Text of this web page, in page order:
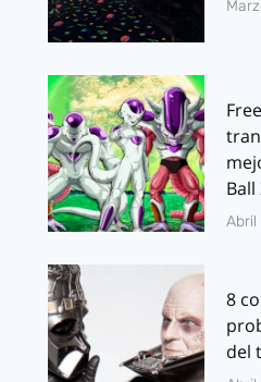
Ball
Abril
8
del